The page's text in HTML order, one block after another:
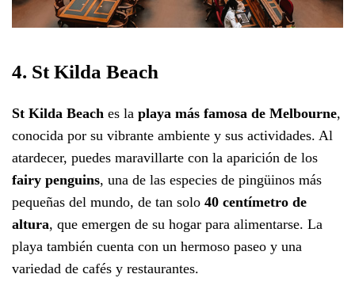
4. St Kilda Beach
St Kilda Beach es la playa más famosa de Melbourne,
conocida por su vibrante ambiente y sus actividades. Al
atardecer, puedes maravillarte con la aparición de los
fairy penguins, una de las especies de pingüinos más
pequeñas del mundo, de tan solo 40 centímetro de
altura, que emergen de su hogar para alimentarse. La
playa también cuenta con un hermoso paseo y una
variedad de cafés y restaurantes.